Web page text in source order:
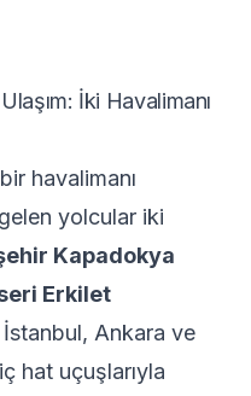
İki Havalimanı
havalimanı
yolcular iki
Kapadokya
Erkilet
Ankara ve
hat uçuşlarıyla